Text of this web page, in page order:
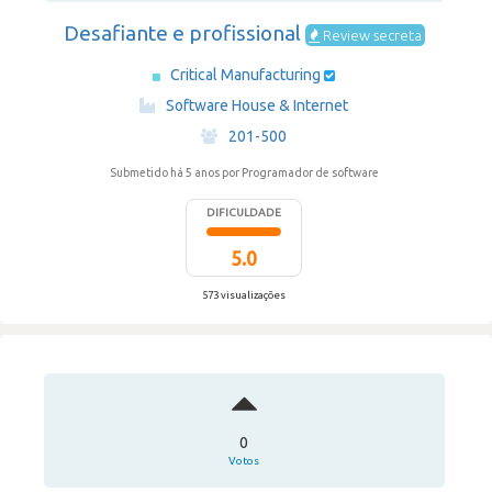
Desafiante e profissional Review secreta
Critical Manufacturing
Software House & Internet
·
201-500
Submetido há 5 anos por Programador de software
DIFICULDADE
5.0
573 visualizações
0
Votos